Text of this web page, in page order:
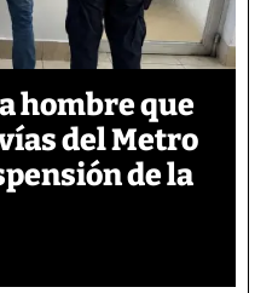
hombre que
del Metro
de la